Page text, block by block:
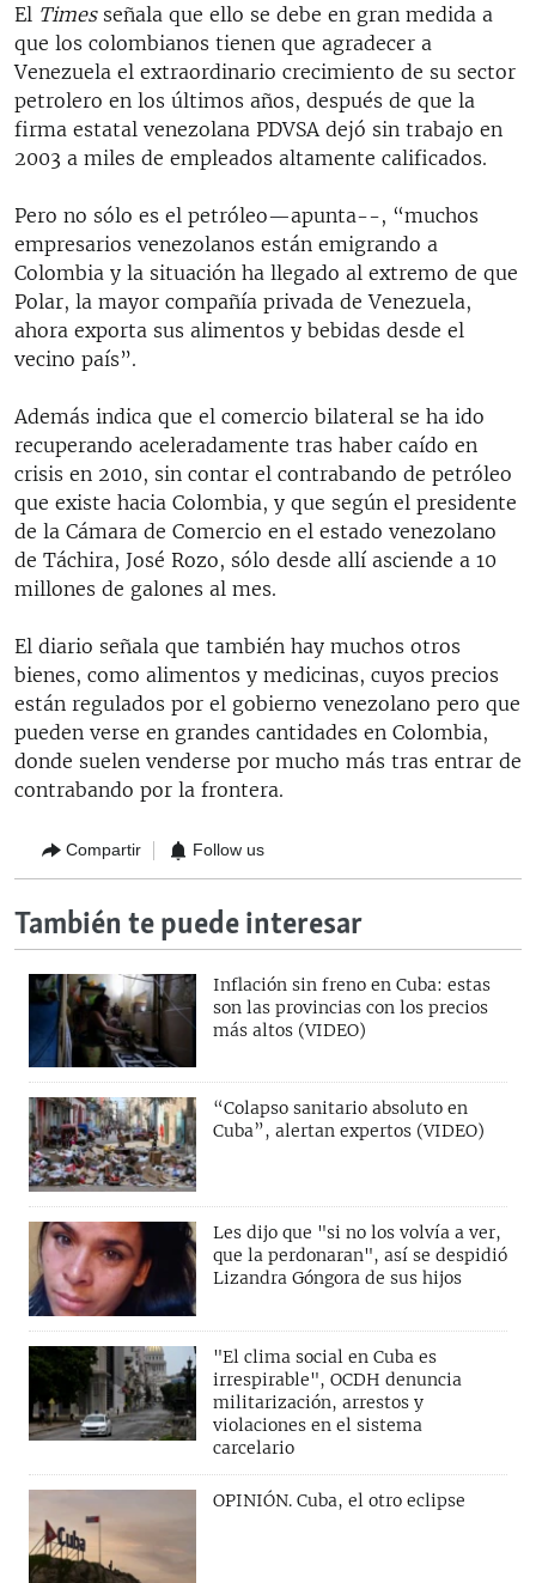
El Timesseñala que ello se debe en gran medida a
que los colombianos tienen que agradecer a
Venezuela el extraordinario crecimiento de su sector
petrolero en los últimos años, después de que la
firma estatal venezolana PDVSA dejó sin trabajo en
2003 a miles de empleados altamente calificados.
Pero no sólo es el petróleo—apunta--, “muchos
empresarios venezolanos están emigrando a
Colombia y la situación ha llegado al extremo de que
Polar, la mayor compañía privada de Venezuela,
ahora exporta sus alimentos y bebidas desde el
vecino país”.
Además indica que el comercio bilateral se ha ido
recuperando aceleradamente tras haber caído en
crisis en 2010, sin contar el contrabando de petróleo
que existe hacia Colombia, y que según el presidente
de la Cámara de Comercio en el estado venezolano
de Táchira, José Rozo, sólo desde allí asciende a 10
millones de galones al mes.
El diario señala que también hay muchos otros
bienes, como alimentos y medicinas, cuyos precios
están regulados por el gobierno venezolano pero que
pueden verse en grandes cantidades en Colombia,
donde suelen venderse por mucho más tras entrar de
contrabando por la frontera.
Compartir Follow us
También te puede interesar
Inflación sin freno en Cuba: estas
son las provincias con los precios
más altos (VIDEO)
“Colapso sanitario absoluto en
Cuba”, alertan expertos (VIDEO)
Les dijo que "si no los volvía a ver,
que la perdonaran", así se despidió
Lizandra Góngora de sus hijos
"El clima social en Cuba es
irrespirable", OCDH denuncia
militarización, arrestos y
violaciones en el sistema
carcelario
OPINIÓN. Cuba, el otro eclipse